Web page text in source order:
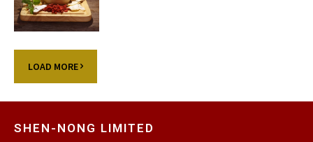
LOAD MORE
SHEN-NONG LIMITED